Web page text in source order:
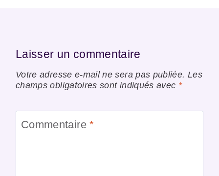
Laisser un commentaire
Votre adresse e-mail ne sera pas publiée. Les
champs obligatoires sont indiqués avec *
Commentaire*